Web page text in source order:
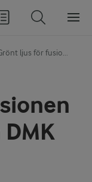
ljus för fusio...